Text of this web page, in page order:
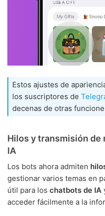
Estos ajustes de
los suscriptores de
decenas de otras
Hilos y transmisión de
IA
Los bots ahora admiten
gestionar varios temas en
útil para los chatbots de IA
acceder fácilmente a la